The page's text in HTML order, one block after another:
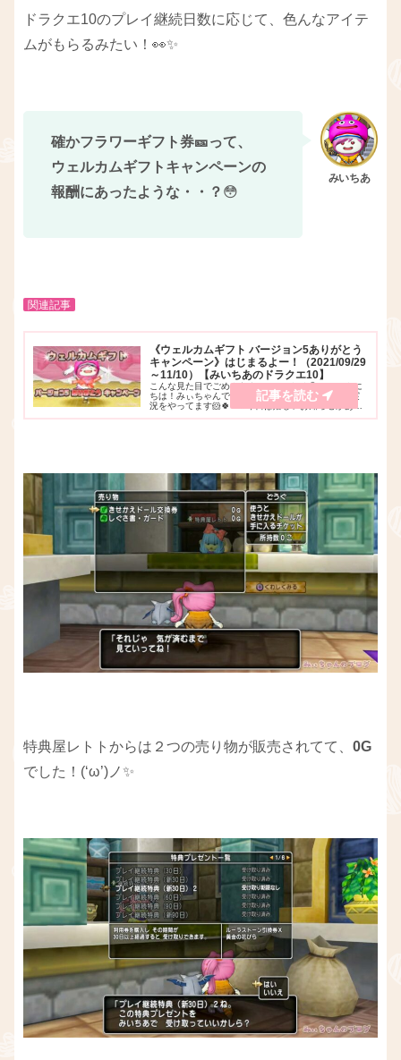
ドラクエ10のプレイ継続日数に応じて、色んなアイテ
ムがもらるみたい！👀✨
確かフラワーギフト券🎫って、
ウェルカムギフトキャンペーンの
報酬にあったような・・？ 😳
関連記事
《ウェルカムギフト バージョン5ありがとう
キャンペーン》はじまるよー！（2021/09/29
～11/10）【みいちあのドラクエ10】
こんな見た目でごめんなさい・・(*ﾉωﾉ)💦ｗ こんに
ちは！みぃちゃんです(∩･ω･∩)♪YouTubeでゲーム実
況をやってます🐹🍀 ✨今日は嬉しいお知らせがあり
ます！ヾ(≧▽≦)ﾉ✨ バージョン5のフィナーレを記念
特典屋レトトからは２つの売り物が販売されてて、 0G
でした！(‘ω’)ノ✨